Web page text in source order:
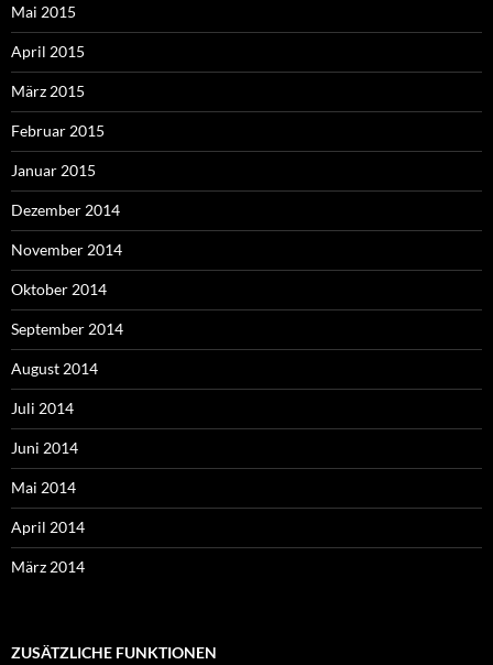
Mai 2015
April 2015
März 2015
Februar 2015
Januar 2015
Dezember 2014
November 2014
Oktober 2014
September 2014
August 2014
Juli 2014
Juni 2014
Mai 2014
April 2014
März 2014
ZUSÄTZLICHE FUNKTIONEN